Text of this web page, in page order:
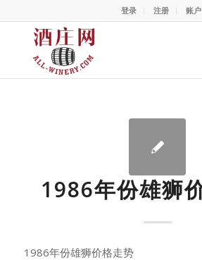
登录 注册 账户
1986年份雄狮
1986年份雄狮价格走势